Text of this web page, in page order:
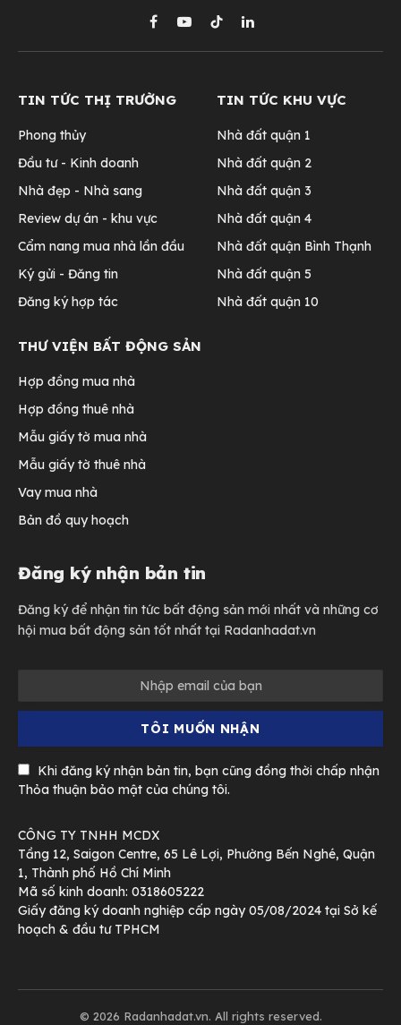
Facebook
YouTubeTikTokLinkedIn
TIN TỨC THỊ TRƯỜNG
Phong thủy
Đầu tư - Kinh doanh
Nhà đẹp - Nhà sang
Review dự án - khu vực
Cẩm nang mua nhà lần đầu
Ký gửi - Đăng tin
Đăng ký hợp tác
TIN TỨC KHU VỰC
Nhà đất quận 1
Nhà đất quận 2
Nhà đất quận 3
Nhà đất quận 4
Nhà đất quận Bình Thạnh
Nhà đất quận 5
Nhà đất quận 10
THƯ VIỆN BẤT ĐỘNG SẢN
Hợp đồng mua nhà
Hợp đồng thuê nhà
Mẫu giấy tờ mua nhà
Mẫu giấy tờ thuê nhà
Vay mua nhà
Bản đồ quy hoạch
Đăng ký nhận bản tin
Đăng ký để nhận tin tức bất động sản mới nhất và những cơ
hội mua bất động sản tốt nhất tại Radanhadat.vn
Khi đăng ký nhận bản tin, bạn cũng đồng thời chấp nhận
Thỏa thuận bảo mật của chúng tôi.
CÔNG TY TNHH MCDX
Tầng 12, Saigon Centre, 65 Lê Lợi, Phường Bến Nghé, Quận
1, Thành phố Hồ Chí Minh
Mã số kinh doanh: 0318605222
Giấy đăng ký doanh nghiệp cấp ngày 05/08/2024 tại Sở kế
hoạch & đầu tư TPHCM
© 2026 Radanhadat.vn. All rights reserved.